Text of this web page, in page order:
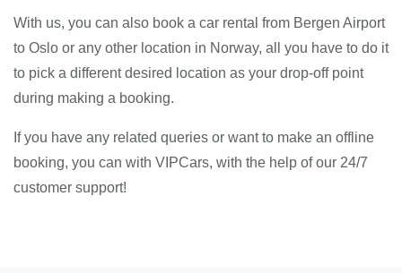
With us, you can also book a car rental from Bergen Airport
to Oslo or any other location in Norway, all you have to do it
to pick a different desired location as your drop-off point
during making a booking.
If you have any related queries or want to make an offline
booking, you can with VIPCars, with the help of our 24/7
customer support!